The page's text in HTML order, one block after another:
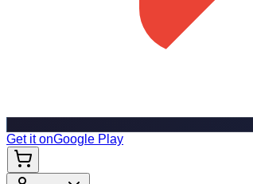
Get it onGoogle Play